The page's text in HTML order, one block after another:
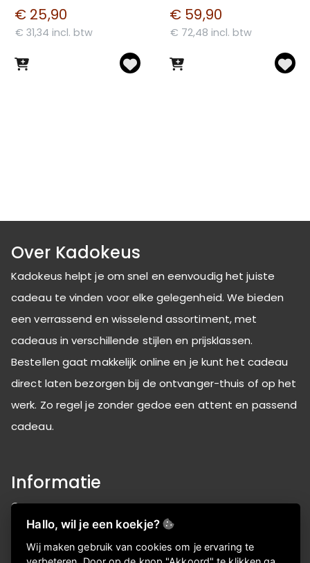
€ 25,90
€ 31,34 incl. btw
€ 59,90
€ 72,48 incl. btw
Over Kadokeus
Kadokeus helpt je om snel en eenvoudig het juiste
cadeau te vinden voor elke gelegenheid. We bieden
een verrassend en wisselend assortiment, met
cadeaus in verschillende stijlen en prijsklassen.
Bestellen gaat makkelijk online en je kunt het cadeau
direct laten bezorgen bij de ontvanger-thuis of op het
werk. Zo regel je zonder gedoe een attent en passend
cadeau.
Informatie
Over ons
FAQ
Privacyverklaring
Hallo, wil je een koekje?
Wij maken gebruik van cookies om je ervaring te